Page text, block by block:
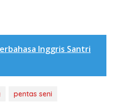
Inggris Santri
pentas seni